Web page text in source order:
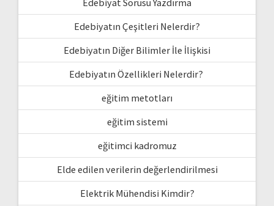
Edebiyatın Çeşitleri Nelerdir?
Edebiyatın Diğer Bilimler İle İlişkisi
Edebiyatın Özellikleri Nelerdir?
eğitim metotları
eğitim sistemi
eğitimci kadromuz
Elde edilen verilerin değerlendirilmesi
Elektrik Mühendisi Kimdir?